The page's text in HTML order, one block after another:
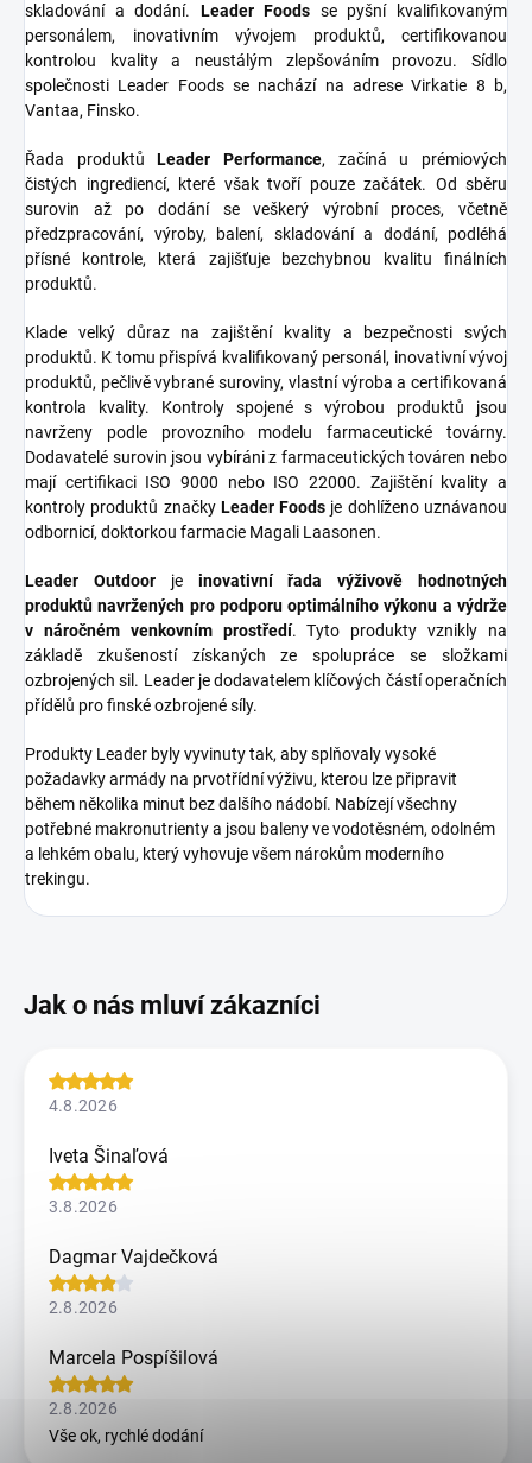
skladování a dodání. Leader Foods se pyšní kvalifikovaným
personálem, inovativním vývojem produktů, certifikovanou
kontrolou kvality a neustálým zlepšováním provozu. Sídlo
společnosti Leader Foods se nachází na adrese Virkatie 8 b,
Vantaa, Finsko.
Řada produktůLeader Performance, začíná u prémiových
čistých ingrediencí, které však tvoří pouze začátek. Od sběru
surovin až po dodání se veškerý výrobní proces, včetně
předzpracování, výroby, balení, skladování a dodání, podléhá
přísné kontrole, která zajišťuje bezchybnou kvalitu finálních
produktů.
Klade velký důraz na zajištění kvality a bezpečnosti svých
produktů. K tomu přispívá kvalifikovaný personál, inovativní vývoj
produktů, pečlivě vybrané suroviny, vlastní výroba a certifikovaná
kontrola kvality. Kontroly spojené s výrobou produktů jsou
navrženy podle provozního modelu farmaceutické továrny.
Dodavatelé surovin jsou vybíráni z farmaceutických továren nebo
mají certifikaci ISO 9000 nebo ISO 22000. Zajištění kvality a
kontroly produktů značky Leader Foods je dohlíženo uznávanou
odbornicí, doktorkou farmacie Magali Laasonen.
Leader Outdoorje inovativní řada výživově hodnotných
produktů navržených pro podporu optimálního výkonu a výdrže
v náročném venkovním prostředí. Tyto produkty vznikly na
základě zkušeností získaných ze spolupráce se složkami
ozbrojených sil. Leader je dodavatelem klíčových částí operačních
přídělů pro finské ozbrojené síly.
Produkty Leader byly vyvinuty tak, aby splňovaly vysoké
požadavky armády na prvotřídní výživu, kterou lze připravit
během několika minut bez dalšího nádobí. Nabízejí všechny
potřebné makronutrienty a jsou baleny ve vodotěsném, odolném
a lehkém obalu, který vyhovuje všem nárokům moderního
trekingu.
4.8.2026
Iveta Šinaľová
3.8.2026
Dagmar Vajdečková
2.8.2026
Marcela Pospíšilová
2.8.2026
Vše ok, rychlé dodání